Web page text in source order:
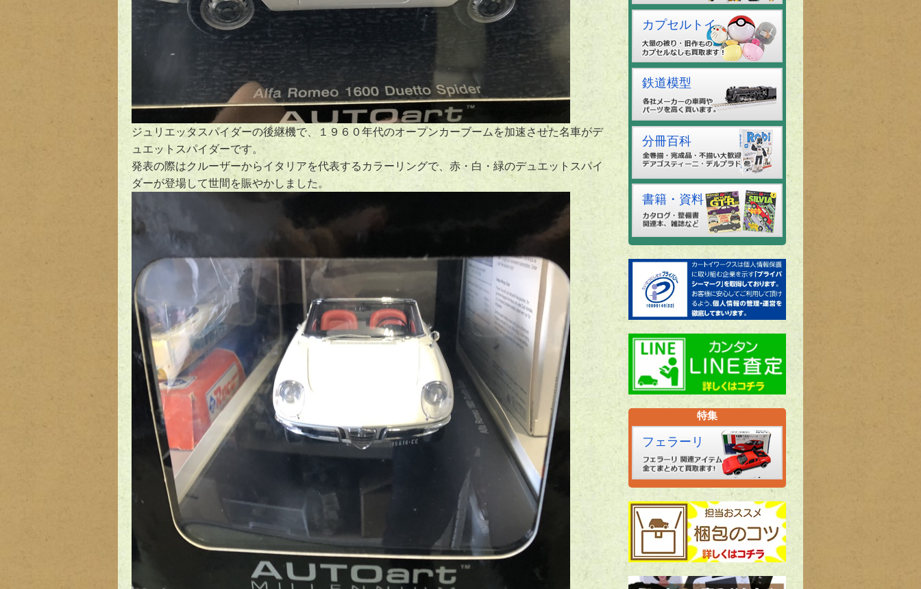
ジュリエッタスパイダーの後継機で、１９６０年代のオープンカーブームを加速させた名車がデ
ュエットスパイダーです。
発表の際はクルーザーからイタリアを代表するカラーリングで、赤・白・緑のデュエットスパイ
ダーが登場して世間を賑やかしました。
カプセルトイ
鉄道模型
分冊百科
書籍・資料
特集
フェラーリ